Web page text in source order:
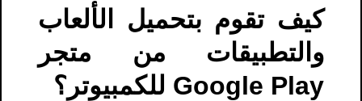
كيف تقوم بتحميل الألعاب
والتطبيقات من متجر
Google Play للكمبيوتر؟